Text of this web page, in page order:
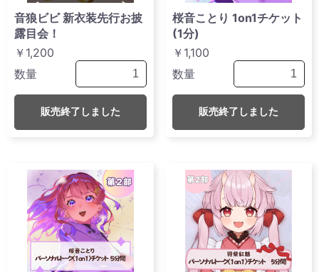
音狼ビビ 新衣装先行お披
露目会！
￥1,200
数量
販売終了しました
桜音ことり 1on1チケット
(1分)
￥1,100
数量
販売終了しました